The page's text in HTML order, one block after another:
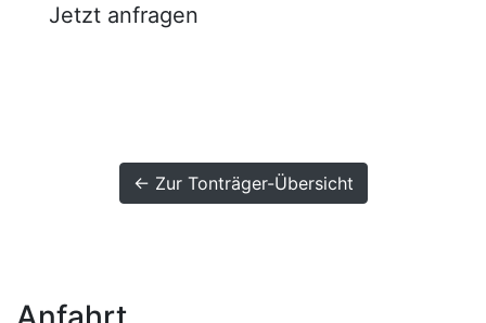
Jetzt anfragen
← Zur Tonträger-Übersicht